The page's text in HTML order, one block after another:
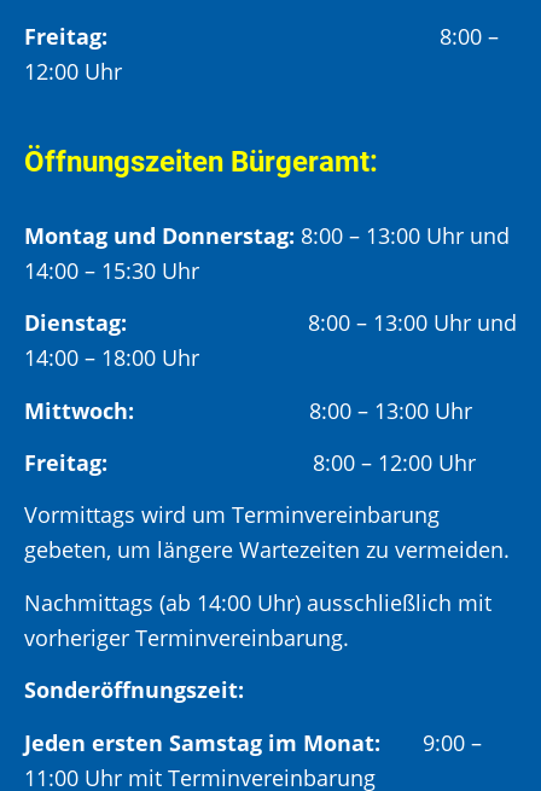
Freitag:
8:00 –
12:00 Uhr
Öffnungszeiten Bürgeramt:
Montag und Donnerstag: 8:00 – 13:00 Uhr und
14:00 – 15:30 Uhr
Dienstag: 8:00 – 13:00 Uhr und
14:00 – 18:00 Uhr
Mittwoch: 8:00 – 13:00 Uhr
Freitag:
8:00 – 12:00 Uhr
Vormittags wird um Terminvereinbarung
gebeten, um längere Wartezeiten zu vermeiden.
Nachmittags (ab 14:00 Uhr) ausschließlich mit
vorheriger Terminvereinbarung.
Sonderöffnungszeit:
Jeden ersten Samstag im Monat: 9:00 –
11:00 Uhr mit Terminvereinbarung